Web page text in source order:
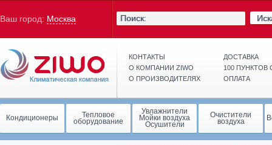
Ваш город: Москва
КОНТАКТЫ
О КОМПАНИИ ZIWO
О ПРОИЗВОДИТЕЛЯХ
ДОСТАВКА
100
ОПЛАТА
Кондиционеры Тепловое
оборудование
Увлажнители
Мойки воздуха
Осушители
Очистители
воздуха